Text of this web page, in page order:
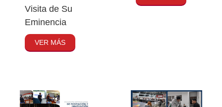
Visita de Su
Eminencia
VER MÁS